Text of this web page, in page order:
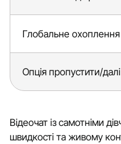
Глобальне охоплення
Опція пропустити/далі
Відеочат із самотніми
швидкості та живому